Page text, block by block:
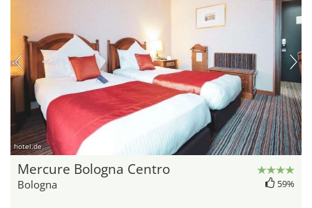
hotel.de
Mercure Bologna Centro
Bologna 59%